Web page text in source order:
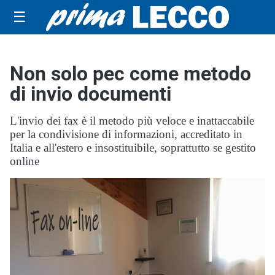
☰
Non solo pec come metodo
di invio documenti
L'invio dei fax è il metodo più veloce e inattaccabile
per la condivisione di informazioni, accreditato in
Italia e all'estero e insostituibile, soprattutto se gestito
online